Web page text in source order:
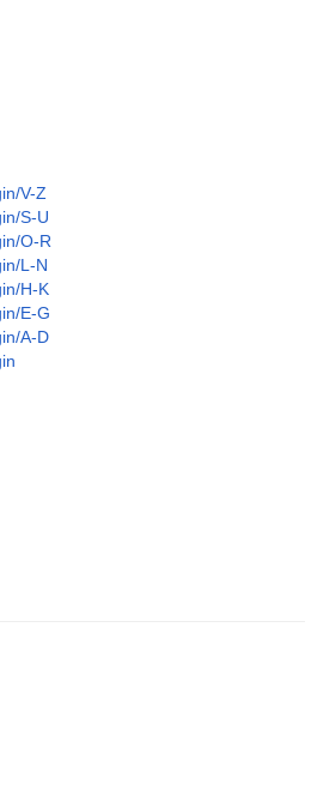
V-Z
S-U
O-R
L-N
H-K
E-G
A-D